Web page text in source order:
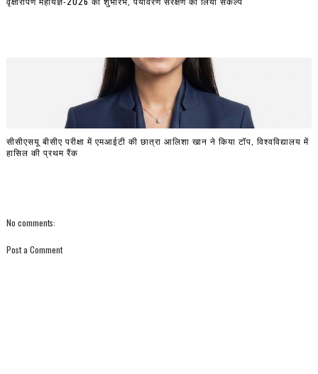
सीसीएसयू बीसीए परीक्षा में एमआईटी की छात्रा आलिशा खान ने किया टॉप, विश्वविद्यालय में
हासिल की प्रथम रैंक
No comments:
Post a Comment